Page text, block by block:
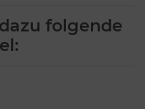
folgende